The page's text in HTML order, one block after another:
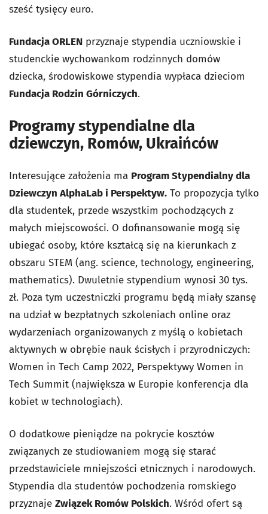
sześć tysięcy euro.
Fundacja ORLEN przyznaje stypendia uczniowskie i
studenckie wychowankom rodzinnych domów
dziecka, środowiskowe stypendia wypłaca dzieciom
Fundacja Rodzin Górniczych.
Programy stypendialne dla
dziewczyn, Romów, Ukraińców
Interesujące założenia ma Program Stypendialny dla
Dziewczyn AlphaLab i Perspektyw. To propozycja tylko
dla studentek, przede wszystkim pochodzących z
małych miejscowości. O dofinansowanie mogą się
ubiegać osoby, które kształcą się na kierunkach z
obszaru STEM (ang. science, technology, engineering,
mathematics). Dwuletnie stypendium wynosi 30 tys.
zł. Poza tym uczestniczki programu będą miały szansę
na udział w bezpłatnych szkoleniach online oraz
wydarzeniach organizowanych z myślą o kobietach
aktywnych w obrębie nauk ścisłych i przyrodniczych:
Women in Tech Camp 2022, Perspektywy Women in
Tech Summit (największa w Europie konferencja dla
kobiet w technologiach).
O dodatkowe pieniądze na pokrycie kosztów
związanych ze studiowaniem mogą się starać
przedstawiciele mniejszości etnicznych i narodowych.
Stypendia dla studentów pochodzenia romskiego
przyznaje Związek Romów Polskich. Wśród ofert są